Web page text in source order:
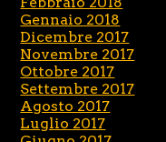
Gennaio 2018
Dicembre 2017
Novembre 2017
Ottobre 2017
Settembre 2017
Agosto 2017
Luglio 2017